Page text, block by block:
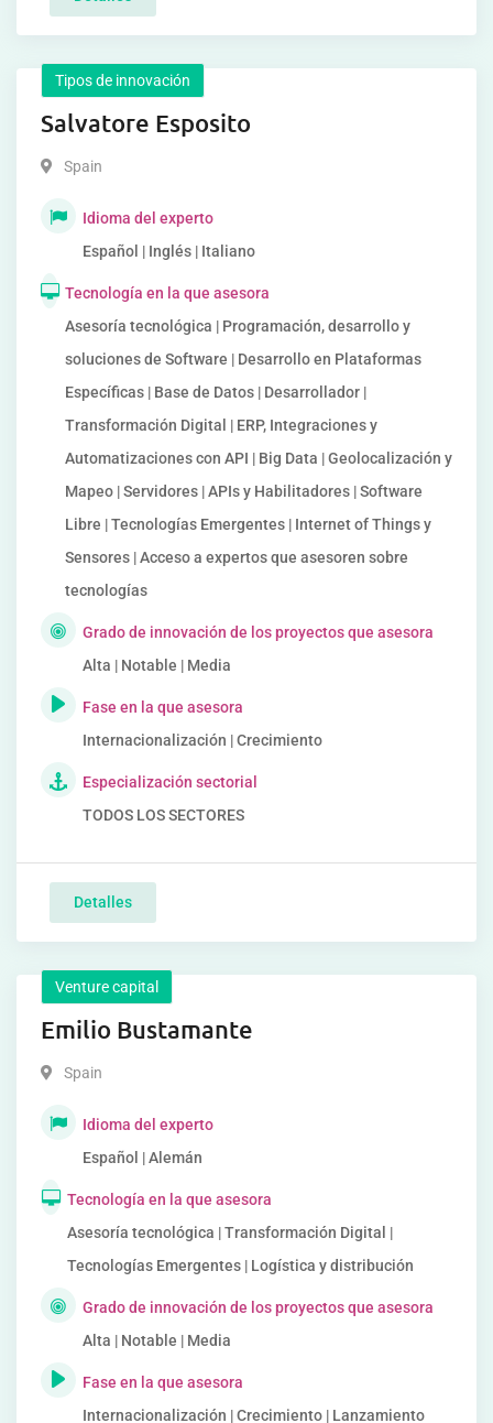
Tipos de innovación
Salvatore Esposito
Spain
Idioma del experto
Español | Inglés | Italiano
Tecnología en la que asesora
Asesoría tecnológica | Programación, desarrollo y
soluciones de Software | Desarrollo en Plataformas
Específicas | Base de Datos | Desarrollador |
Transformación Digital | ERP, Integraciones y
Automatizaciones con API | Big Data | Geolocalización y
Mapeo | Servidores | APIs y Habilitadores | Software
Libre | Tecnologías Emergentes | Internet of Things y
Sensores | Acceso a expertos que asesoren sobre
tecnologías
Grado de innovación de los proyectos que asesora
Alta | Notable | Media
Fase en la que asesora
Internacionalización | Crecimiento
Especialización sectorial
TODOS LOS SECTORES
Detalles
Venture capital
Emilio Bustamante
Spain
Idioma del experto
Español | Alemán
Tecnología en la que asesora
Asesoría tecnológica | Transformación Digital |
Tecnologías Emergentes | Logística y distribución
Grado de innovación de los proyectos que asesora
Alta | Notable | Media
Fase en la que asesora
Internacionalización | Crecimiento | Lanzamiento